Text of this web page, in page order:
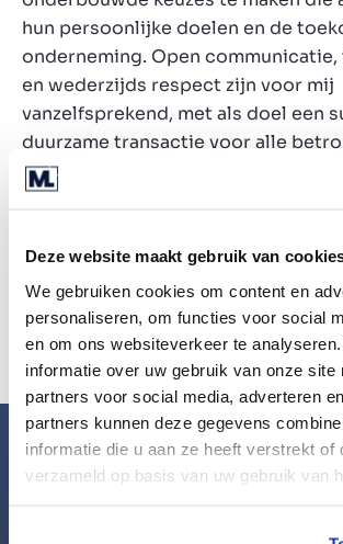
Deze website maakt gebruik van
We gebruiken cookies om content en
personaliseren, om functies voor social
en om ons websiteverkeer te
informatie over uw gebruik van onze site
partners voor social media, adverteren
partners kunnen deze gegevens
informatie die u aan ze heeft verstrekt of
verzameld op basis van uw gebruik van
hun persoonlijke doelen en de
onderneming. Open
en wederzijds respect zijn voor mij
vanzelfsprekend, met als doel een
duurzame transactie voor alle
30+
years of experience
Nieuwsgierigheid